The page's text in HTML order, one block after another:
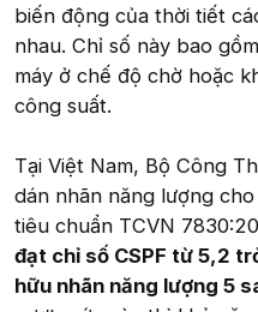
biến động của thời tiết
nhau. Chỉ số này bao
máy ở chế độ chờ hoặc
công suất.
Tại Việt Nam, Bộ Công
dán nhãn năng lượng
tiêu chuẩn TCVN
đạt chỉ số CSPF từ 5,2
hữu nhãn năng lượng 5